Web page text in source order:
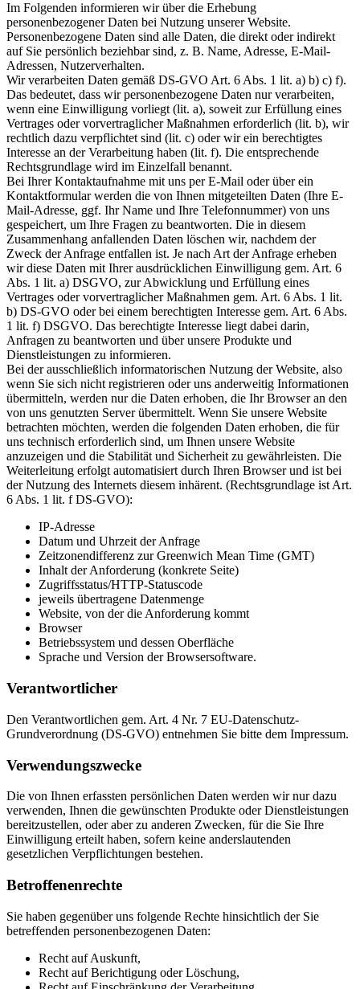
Im Folgenden informieren wir über die Erhebung
personenbezogener Daten bei Nutzung unserer Website.
Personenbezogene Daten sind alle Daten, die direkt oder indirekt
auf Sie persönlich beziehbar sind, z. B. Name, Adresse, E-Mail-
Adressen, Nutzerverhalten.
Wir verarbeiten Daten gemäß DS-GVO Art. 6 Abs. 1 lit. a) b) c) f).
Das bedeutet, dass wir personenbezogene Daten nur verarbeiten,
wenn eine Einwilligung vorliegt (lit. a), soweit zur Erfüllung eines
Vertrages oder vorvertraglicher Maßnahmen erforderlich (lit. b), wir
rechtlich dazu verpflichtet sind (lit. c) oder wir ein berechtigtes
Interesse an der Verarbeitung haben (lit. f). Die entsprechende
Rechtsgrundlage wird im Einzelfall benannt.
Bei Ihrer Kontaktaufnahme mit uns per E-Mail oder über ein
Kontaktformular werden die von Ihnen mitgeteilten Daten (Ihre E-
Mail-Adresse, ggf. Ihr Name und Ihre Telefonnummer) von uns
gespeichert, um Ihre Fragen zu beantworten. Die in diesem
Zusammenhang anfallenden Daten löschen wir, nachdem der
Zweck der Anfrage entfallen ist. Je nach Art der Anfrage erheben
wir diese Daten mit Ihrer ausdrücklichen Einwilligung gem. Art. 6
Abs. 1 lit. a) DSGVO, zur Abwicklung und Erfüllung eines
Vertrages oder vorvertraglicher Maßnahmen gem. Art. 6 Abs. 1 lit.
b) DS-GVO oder bei einem berechtigten Interesse gem. Art. 6 Abs.
1 lit. f) DSGVO. Das berechtigte Interesse liegt dabei darin,
Anfragen zu beantworten und über unsere Produkte und
Dienstleistungen zu informieren.
Bei der ausschließlich informatorischen Nutzung der Website, also
wenn Sie sich nicht registrieren oder uns anderweitig Informationen
übermitteln, werden nur die Daten erhoben, die Ihr Browser an den
von uns genutzten Server übermittelt. Wenn Sie unsere Website
betrachten möchten, werden die folgenden Daten erhoben, die für
uns technisch erforderlich sind, um Ihnen unsere Website
anzuzeigen und die Stabilität und Sicherheit zu gewährleisten. Die
Weiterleitung erfolgt automatisiert durch Ihren Browser und ist bei
der Nutzung des Internets diesem inhärent. (Rechtsgrundlage ist Art.
6 Abs. 1 lit. f DS-GVO):
IP-Adresse
Datum und Uhrzeit der Anfrage
Zeitzonendifferenz zur Greenwich Mean Time (GMT)
Inhalt der Anforderung (konkrete Seite)
Zugriffsstatus/HTTP-Statuscode
jeweils übertragene Datenmenge
Website, von der die Anforderung kommt
Browser
Betriebssystem und dessen Oberfläche
Sprache und Version der Browsersoftware.
Verantwortlicher
Den Verantwortlichen gem. Art. 4 Nr. 7 EU-Datenschutz-
Grundverordnung (DS-GVO) entnehmen Sie bitte dem Impressum.
Verwendungszwecke
Die von Ihnen erfassten persönlichen Daten werden wir nur dazu
verwenden, Ihnen die gewünschten Produkte oder Dienstleistungen
bereitzustellen, oder aber zu anderen Zwecken, für die Sie Ihre
Einwilligung erteilt haben, sofern keine anderslautenden
gesetzlichen Verpflichtungen bestehen.
Betroffenenrechte
Sie haben gegenüber uns folgende Rechte hinsichtlich der Sie
betreffenden personenbezogenen Daten:
Recht auf Auskunft,
Recht auf Berichtigung oder Löschung,